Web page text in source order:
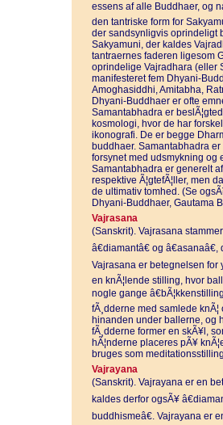
essens af alle Buddhaer, og
den tantriske form for
der sandsynligvis oprindeligt
Sakyamuni, der kaldes
tantraernes faderen ligesom
oprindelige Vajradhara (eller
manifesteret fem Dhyani-
Amoghasiddhi, Amitabha,
Dhyani-Buddhaer er ofte
Samantabhadra er
kosmologi, hvor de har
ikonografi. De er begge
buddhaer. Samantabhadra
forsynet med udsmykning og
Samantabhadra er generelt
respektive Ã¦gtefÃ¦ller, men
de ultimativ tomhed. (Se
Dhyani-Buddhaer, Gautama
Vajrasana
(Sanskrit). Vajrasana stammer
â€diamantâ€ og
Vajrasana er betegnelsen for
en knÃ¦lende stilling, hvor
nogle gange
fÃ¸dderne med samlede knÃ¦
hinanden under ballerne, og
fÃ¸dderne former en skÃ¥l,
hÃ¦nderne placeres pÃ¥
bruges som
Vajrayana
(Sanskrit). Vajrayana er en
kaldes derfor ogsÃ¥
buddhismeâ€. Vajrayana er